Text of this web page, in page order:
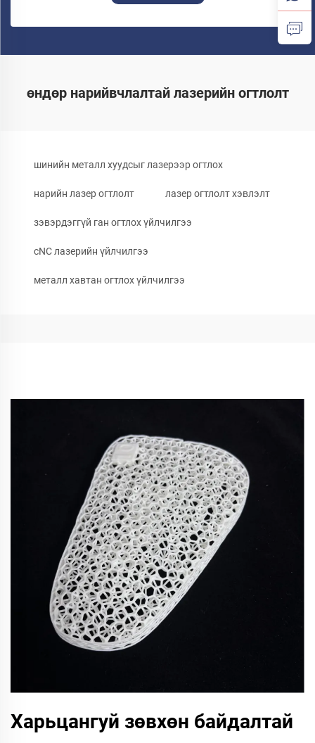
өндөр нарийвчлалтай лазерийн огтлолт
шинийн металл хуудсыг лазерээр огтлох
нарийн лазер огтлолт лазер огтлолт хэвлэлт
зэвэрдэггүй ган огтлох үйлчилгээ
cNC лазерийн үйлчилгээ
металл хавтан огтлох үйлчилгээ
Харьцангуй зөвхөн байдалтай